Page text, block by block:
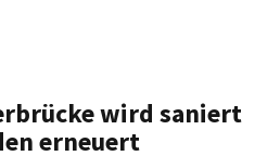
wird saniert
erneuert